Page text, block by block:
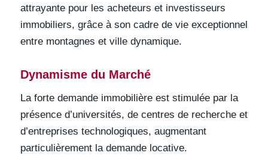
attrayante pour les acheteurs et investisseurs
immobiliers, grâce à son cadre de vie exceptionnel
entre montagnes et ville dynamique.
Dynamisme du Marché
La forte demande immobilière est stimulée par la
présence d’universités, de centres de recherche et
d’entreprises technologiques, augmentant
particulièrement la demande locative.